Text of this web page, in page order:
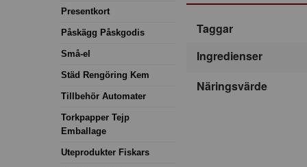
Presentkort
Påskägg Påskgodis
Små-el
Städ Rengöring Kem
Tillbehör Automater
Torkpapper Tejp
Emballage
Uteprodukter Fiskars
Taggar
Ingredienser
Näringsvärde